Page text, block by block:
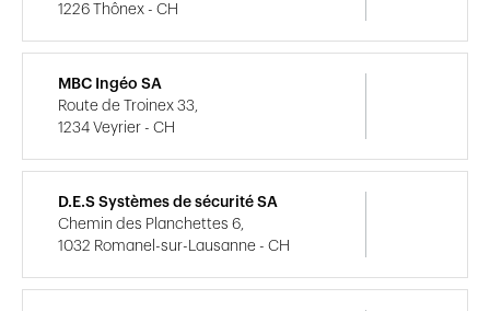
1226 Thônex - CH
MBC Ingéo SA
Route de Troinex 33,
1234 Veyrier - CH
D.E.S Systèmes de sécurité SA
Chemin des Planchettes 6,
1032 Romanel-sur-Lausanne - CH